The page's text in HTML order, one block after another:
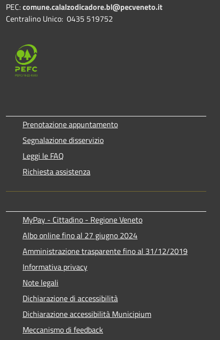
PEC:comune.calalzodicadore.bl@pecveneto.it
Centralino Unico: 0435 519752
Prenotazione appuntamento
Segnalazione disservizio
Leggi le FAQ
Richiesta assistenza
MyPay - Cittadino - Regione Veneto
Albo online fino al 27 giugno 2024
Amministrazione trasparente fino al 31/12/2019
Informativa privacy
Note legali
Dichiarazione di accessibilità
Dichiarazione accessibilità Municipium
Meccanismo di feedback